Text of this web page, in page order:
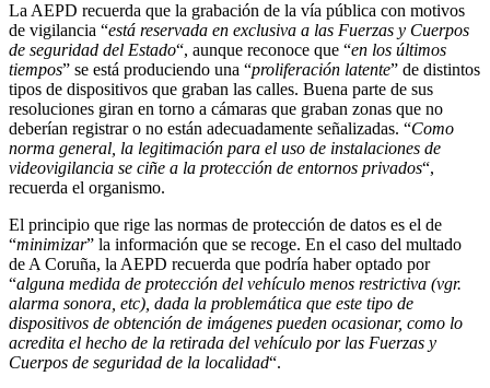
La AEPD recuerda que la grabación de la vía pública con motivos
de vigilancia “está reservada en exclusiva a las Fuerzas y Cuerpos
de seguridad del Estado“, aunque reconoce que “en los últimos
tiempos” se está produciendo una “proliferación latente” de distintos
tipos de dispositivos que graban las calles. Buena parte de sus
resoluciones giran en torno a cámaras que graban zonas que no
deberían registrar o no están adecuadamente señalizadas. “Como
norma general, la legitimación para el uso de instalaciones de
videovigilancia se ciñe a la protección de entornos privados“,
recuerda el organismo.
El principio que rige las normas de protección de datos es el de
“minimizar” la información que se recoge. En el caso del multado
de A Coruña, la AEPD recuerda que podría haber optado por
“alguna medida de protección del vehículo menos restrictiva (vgr.
alarma sonora, etc), dada la problemática que este tipo de
dispositivos de obtención de imágenes pueden ocasionar, como lo
acredita el hecho de la retirada del vehículo por las Fuerzas y
Cuerpos de seguridad de la localidad“.